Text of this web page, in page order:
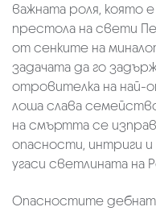
важната роля, която
престола на свети
от сенките на
задачата да го
отровителка на най-
лоша слава
на смъртта се
опасности, интриги
угаси светлината на
Опасностите дебнат